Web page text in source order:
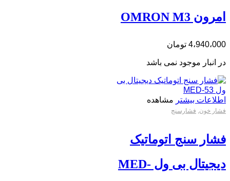
امرون OMRON M3
4،940،000 تومان
در انبار موجود نمی باشد
اطلاعات بیشتر مشاهده
فشار خون, فشارسنج
فشار سنج اتوماتیک
دیجیتال بی ول MED-